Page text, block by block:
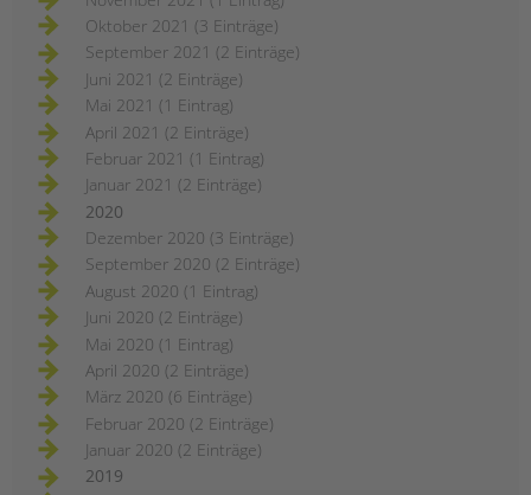
Oktober 2021 (3 Einträge)
September 2021 (2 Einträge)
Juni 2021 (2 Einträge)
Mai 2021 (1 Eintrag)
April 2021 (2 Einträge)
Februar 2021 (1 Eintrag)
Januar 2021 (2 Einträge)
2020
Dezember 2020 (3 Einträge)
September 2020 (2 Einträge)
August 2020 (1 Eintrag)
Juni 2020 (2 Einträge)
Mai 2020 (1 Eintrag)
April 2020 (2 Einträge)
März 2020 (6 Einträge)
Februar 2020 (2 Einträge)
Januar 2020 (2 Einträge)
2019